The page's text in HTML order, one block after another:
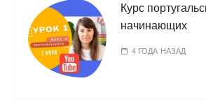
Курс
начинающих
4 ГОДА НАЗАД